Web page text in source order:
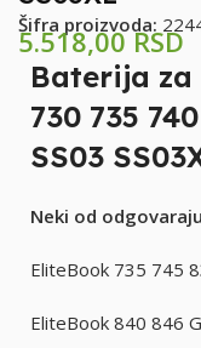
Šifra proizvoda:
5.518,00RSD
Baterija za
730 735
SS03
Neki od
EliteBook 735 745
EliteBook 840 846